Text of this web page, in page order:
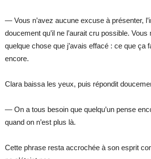
— Vous n’avez aucune excuse à présenter,
doucement qu’il ne l’aurait cru possible. Vous
quelque chose que j’avais effacé : ce que
encore.
Clara baissa les yeux, puis répondit
— On a tous besoin que quelqu’un pense
quand on n’est plus là.
Cette phrase resta accrochée à son esprit